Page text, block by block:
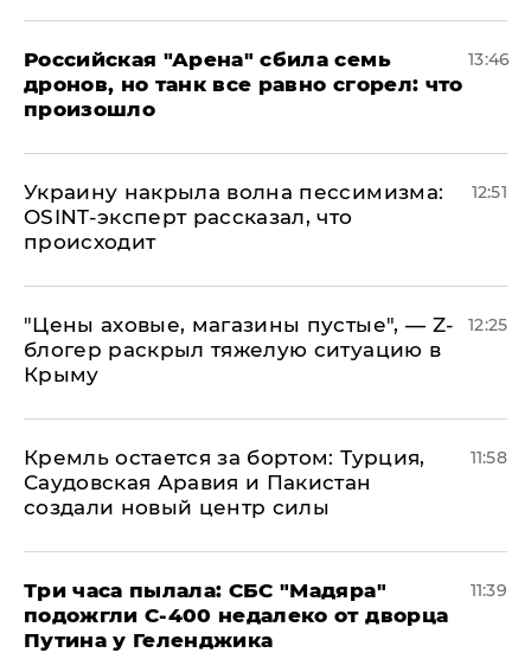
​Российская "Арена" сбила семь
дронов, но танк все равно сгорел: что
произошло
13:46
​Украину накрыла волна пессимизма:
OSINT-эксперт рассказал, что
происходит
12:51
​"Цены аховые, магазины пустые", — Z-
блогер раскрыл тяжелую ситуацию в
Крыму
12:25
​Кремль остается за бортом: Турция,
Саудовская Аравия и Пакистан
создали новый центр силы
11:58
Три часа пылала: СБС "Мадяра"
подожгли С-400 недалеко от дворца
Путина у Геленджика
11:39